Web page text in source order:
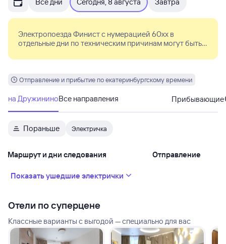
Электропоезда Финист с нумерацией 60xx в
отдельные дни по техническим причинам могут быть
Отправление и прибытие по екатеринбургскому времени
на ДружининоВсе направления Прибывающие
Пораньше Электричка
Маршрут и дни следования Отправление
Показать ушедшие электрички
Отели по суперцене
Классные варианты с выгодой — специально для вас